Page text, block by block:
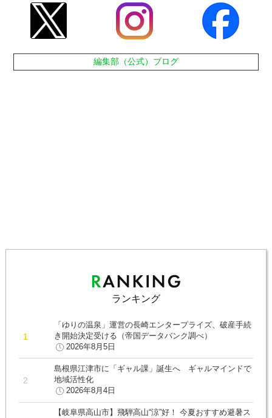
編集部（公式）ブログ
ランキング
「ゆりの温泉」運営の長崎エンタープライズ、破産手続
き開始決定受ける（帝国データバンク調べ）
2026年8月5日
島根県江津市に「ギャル課」誕生へ ギャルマインドで
地域活性化
2026年8月4日
【岐阜県高山市】飛騨高山“涼”好！ 今夏おすすめ避暑ス